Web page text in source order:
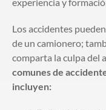
Los accidentes
de un camionero;
comparta la culpa del
comunes de
incluyen: